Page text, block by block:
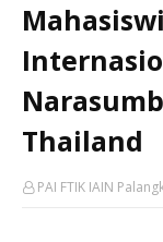
Thailand
PAI FTIK IAIN